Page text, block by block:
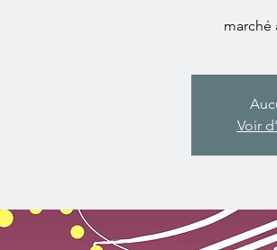
marché
Voir